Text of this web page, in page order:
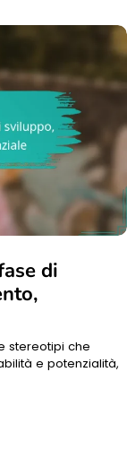
di
stereotipi che
e potenzialità,